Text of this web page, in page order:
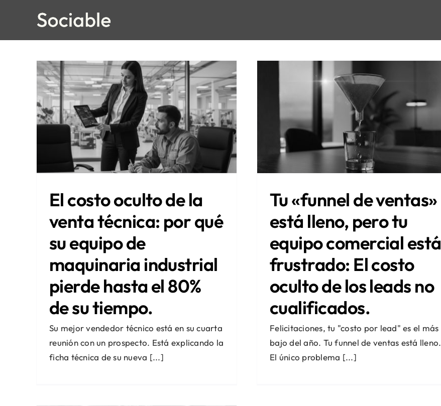
El costo oculto de la
venta técnica: por qué
su equipo de
maquinaria industrial
pierde hasta el 80%
de su tiempo.
Su mejor vendedor técnico está en su cuarta
reunión con un prospecto. Está explicando la
ficha técnica de su nueva [...]
Tu «funnel de ventas»
está lleno, pero tu
equipo comercial está
frustrado: El costo
oculto de los leads no
cualificados.
Felicitaciones, tu "costo por lead" es el más
bajo del año. Tu funnel de ventas está lleno.
El único problema [...]